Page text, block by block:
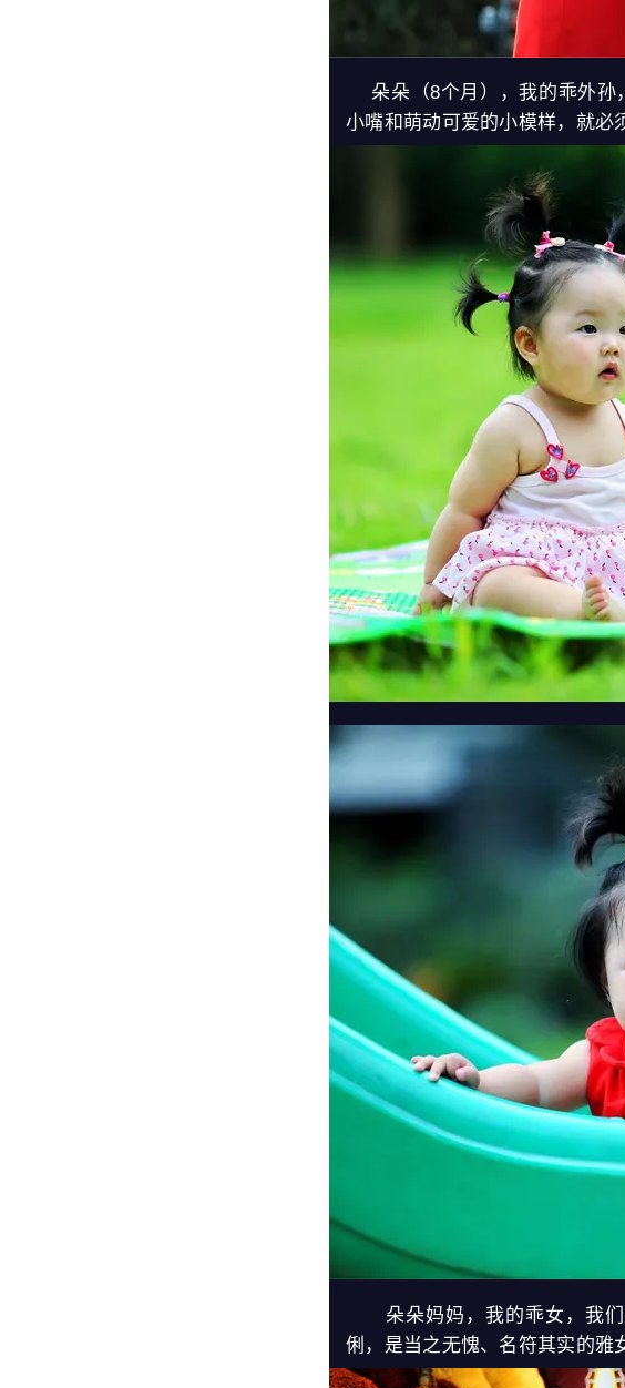
朵朵（8个月），我的乖外孙
小嘴和萌动可爱的小模样，就必
朵朵妈妈，我的乖女，我们
俐，是当之无愧、名符其实的雅